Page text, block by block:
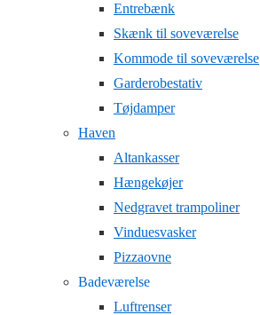
Entrebænk
Skænk til soveværelse
Kommode til soveværelse
Garderobestativ
Tøjdamper
Haven
Altankasser
Hængekøjer
Nedgravet trampoliner
Vinduesvasker
Pizzaovne
Badeværelse
Luftrenser